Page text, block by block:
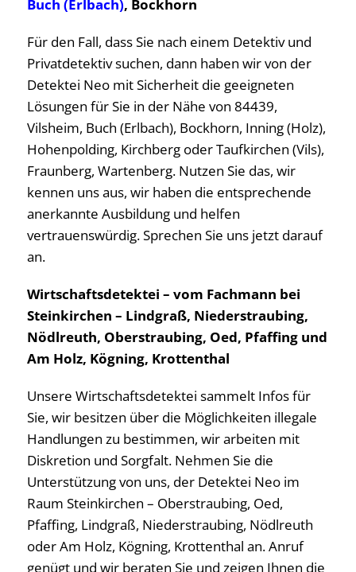
Buch (Erlbach), Bockhorn
Für den Fall, dass Sie nach einem Detektiv und
Privatdetektiv suchen, dann haben wir von der
Detektei Neo mit Sicherheit die geeigneten
Lösungen für Sie in der Nähe von 84439,
Vilsheim, Buch (Erlbach), Bockhorn, Inning (Holz),
Hohenpolding, Kirchberg oder Taufkirchen (Vils),
Fraunberg, Wartenberg. Nutzen Sie das, wir
kennen uns aus, wir haben die entsprechende
anerkannte Ausbildung und helfen
vertrauenswürdig. Sprechen Sie uns jetzt darauf
an.
Wirtschaftsdetektei – vom Fachmann bei
Steinkirchen – Lindgraß, Niederstraubing,
Nödlreuth, Oberstraubing, Oed, Pfaffing und
Am Holz, Kögning, Krottenthal
Unsere Wirtschaftsdetektei sammelt Infos für
Sie, wir besitzen über die Möglichkeiten illegale
Handlungen zu bestimmen, wir arbeiten mit
Diskretion und Sorgfalt. Nehmen Sie die
Unterstützung von uns, der Detektei Neo im
Raum Steinkirchen – Oberstraubing, Oed,
Pfaffing, Lindgraß, Niederstraubing, Nödlreuth
oder Am Holz, Kögning, Krottenthal an. Anruf
genügt und wir beraten Sie und zeigen Ihnen die